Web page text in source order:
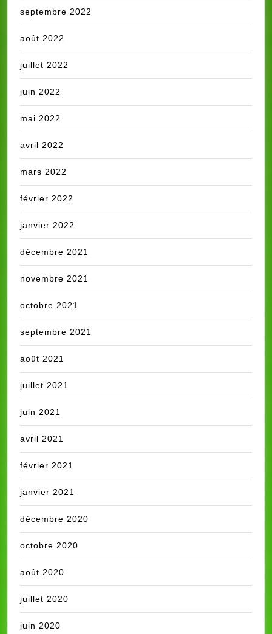
septembre 2022
août 2022
juillet 2022
juin 2022
mai 2022
avril 2022
mars 2022
février 2022
janvier 2022
décembre 2021
novembre 2021
octobre 2021
septembre 2021
août 2021
juillet 2021
juin 2021
avril 2021
février 2021
janvier 2021
décembre 2020
octobre 2020
août 2020
juillet 2020
juin 2020